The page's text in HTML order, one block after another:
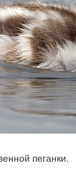
пеганки.